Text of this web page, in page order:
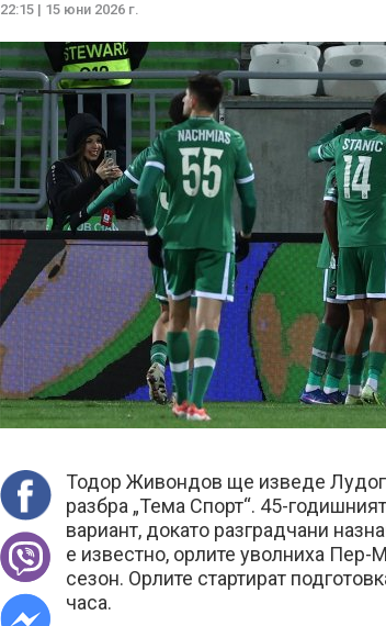
22:15 | 15 юни 2026 г.
Тодор Живондов ще изведе
разбра „Тема Спорт“. 45-
вариант, докато разградчани
е известно, орлите уволниха
сезон. Орлите стартират
часа.